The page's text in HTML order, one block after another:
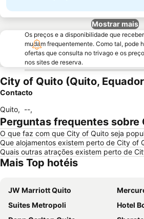
Mostrar mais
Os preços e a disponibilidade que
mudam frequentemente. Como tal, pode
ofertas que consulta no trivago e os
nos sites de reserva.
City of Quito (Quito,
Contacto
Quito, --,
Perguntas frequentes sobre
O que faz com que City of Quito seja
Que alojamentos existem perto de City of
Quais outras atrações existem perto de
Mais Top hotéis
JW Marriott Quito
Suites Metropoli
Hotel